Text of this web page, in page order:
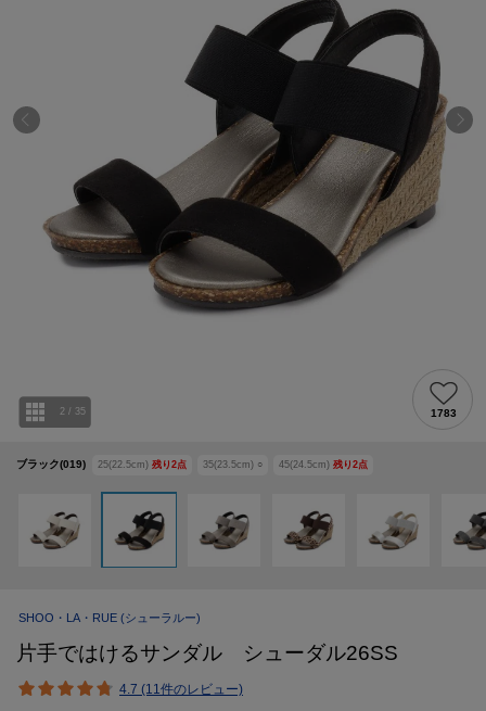
ブラック(019) 25(22.5cm) 残り 2点 35(23.5cm) ○ 45(24.5cm) 残り 2点
2 / 35 1783
SHOO・LA・RUE (シューラルー)
片手ではけるサンダル シューダル26SS
4.7 (11件のレビュー)